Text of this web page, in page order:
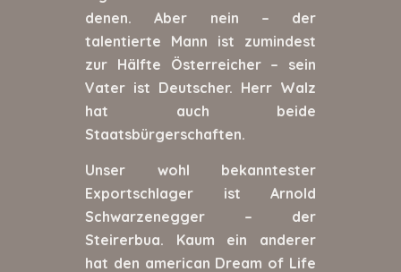
denen. Aber nein – der
talentierte Mann ist zumindest
zur Hälfte Österreicher – sein
Vater ist Deutscher. Herr Walz
hat auch beide
Staatsbürgerschaften.
Unser wohl bekanntester
Exportschlager ist Arnold
Schwarzenegger – der
Steirerbua. Kaum ein anderer
hat den american Dream of Life